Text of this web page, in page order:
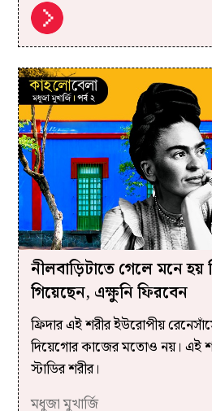
নীলবাড়িটাতে গেলে মনে হয়
গিয়েছেন, এক্ষুনি ফিরবেন
ফ্রিদার এই শরীর ইউরোপীয়
দিয়েগোর কাজের মতোও নয়। এই
স্টাডির শরীর।
মধুজা মুখার্জি